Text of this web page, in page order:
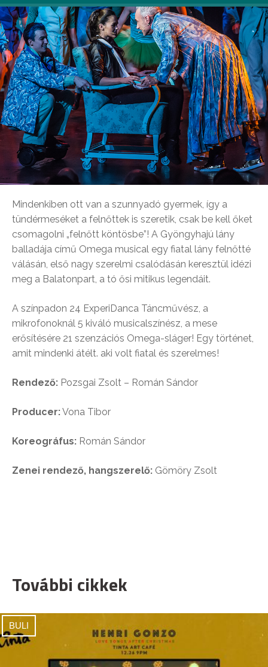
Mindenkiben ott van a szunnyadó gyermek, így a
tündérmeséket a felnőttek is szeretik, csak be kell őket
csomagolni „felnőtt köntösbe”! A Gyöngyhajú lány
balladája című Omega musical egy fiatal lány felnőtté
válásán, első nagy szerelmi csalódásán keresztül idézi
meg a Balatonpart, a tó ősi mitikus legendáit.
A színpadon 24 ExperiDanca Táncművész, a
mikrofonoknál 5 kiváló musicalszínész, a mese
erősítésére 21 szenzációs Omega-sláger! Egy történet,
amit mindenki átélt. aki volt fiatal és szerelmes!
Rendező: Pozsgai Zsolt – Román Sándor
Producer:Vona Tibor
Koreográfus: Román Sándor
Zenei rendező, hangszerelő: Gömöry Zsolt
További cikkek
BULI